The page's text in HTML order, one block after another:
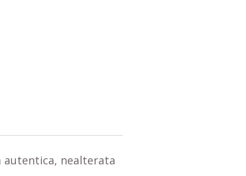
autentica, nealterata